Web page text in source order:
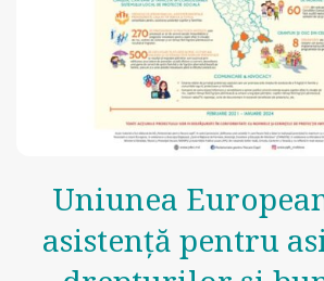
Uniunea
asistenţă pentru